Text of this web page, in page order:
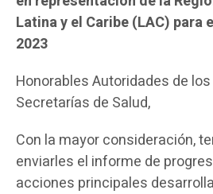
Latina y el Caribe (LAC) para
2023
Honorables Autoridades de
Secretarías de Salud,
Con la mayor consideración,
enviarles el informe de
acciones principales